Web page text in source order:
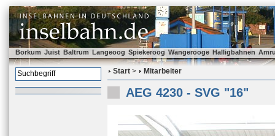
Borkum Juist Baltrum Langeoog Spiekeroog Wangerooge Halligbahnen
Start > Mitarbeiter
AEG 4230 - SVG "16"